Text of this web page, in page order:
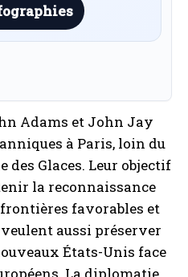
Adams et John Jay
à Paris, loin du
des Glaces. Leur objectif
la reconnaissance
frontières favorables et
aussi préserver
États-Unis face
La diplomatie